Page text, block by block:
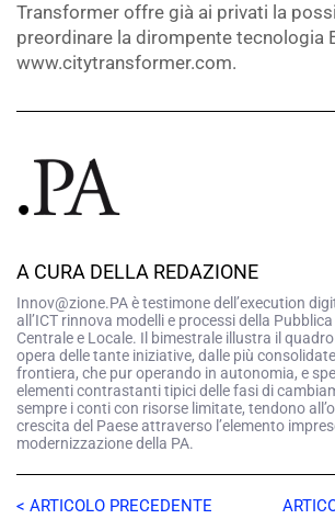
Transformer offre già ai privati la
preordinare la dirompente tecnologia
www.citytransformer.com.
A CURA DELLA REDAZIONE
Innov@zione.PA è testimone dell’execution
all’ICT rinnova modelli e processi della
Centrale e Locale. Il bimestrale illustra il
opera delle tante iniziative, dalle più
frontiera, che pur operando in autonomia, e
elementi contrastanti tipici delle fasi di
sempre i conti con risorse limitate, tendono
crescita del Paese attraverso l’elemento
modernizzazione della PA.
< ARTICOLO PRECEDENTE